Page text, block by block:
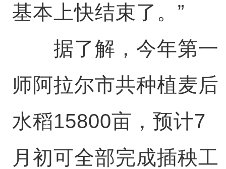
基本上快结束了。”
据了解，今年第一
师阿拉尔市共种植麦后
水稻15800亩，预计7
月初可全部完成插秧工